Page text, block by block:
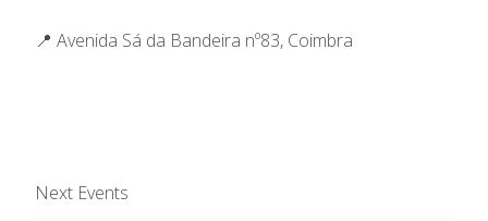
📍 Avenida Sá da Bandeira nº83, Coimbra
Next Events